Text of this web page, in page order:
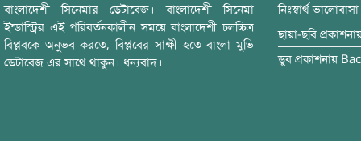
বাংলাদেশী সিনেমার ডেটাবেজ। বাংলাদেশী সিনেমা
ইন্ডাস্ট্রির এই পরিবর্তনকালীন সময়ে বাংলাদেশী চলচ্চিত্র
বিপ্লবকে অনুভব করতে, বিপ্লবের সাক্ষী হতে বাংলা মুভি
ডেটাবেজ এর সাথে থাকুন। ধন্যবাদ।
নিঃস্বার্থ ভালোবাসা
ছায়া-ছবি
ডুব প্রকাশনায়